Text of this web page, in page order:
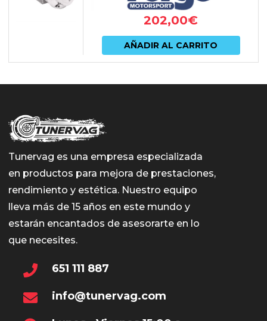
202,00€
AÑADIR AL CARRITO
Tunervag es una empresa especializada
en productos para mejora de prestaciones,
rendimiento y estética. Nuestro equipo
lleva más de 15 años en este mundo y
estarán encantados de asesorarte en lo
que necesites.
651 111 887
info@tunervag.com